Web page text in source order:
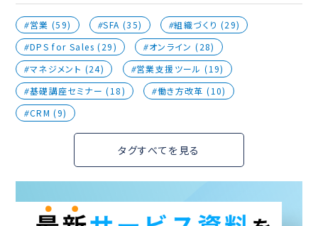
営業 (59) SFA (35)
組織づくり (29)
DPS for Sales (29)
オンライン (28)
マネジメント (24)
営業支援ツール (19)
基礎講座セミナー (18)
働き方改革 (10)
CRM (9)
タグすべてを見る